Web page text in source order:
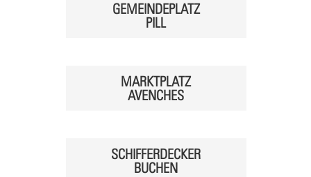
GEMEINDEPLATZ
PILL
MARKTPLATZ
AVENCHES
SCHIFFERDECKER
BUCHEN